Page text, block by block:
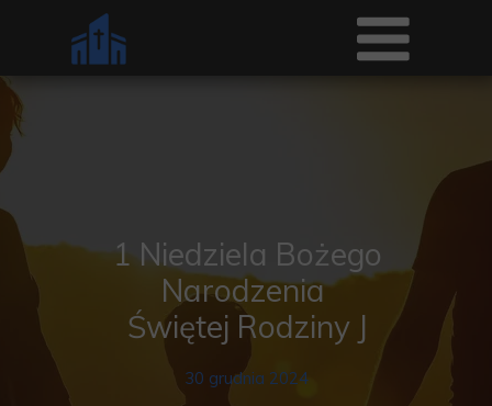
1 Niedziela Bożego
Narodzenia
Świętej Rodziny J
30 grudnia 2024